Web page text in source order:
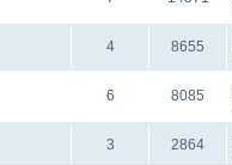
4 8655
6 8085
3 2864